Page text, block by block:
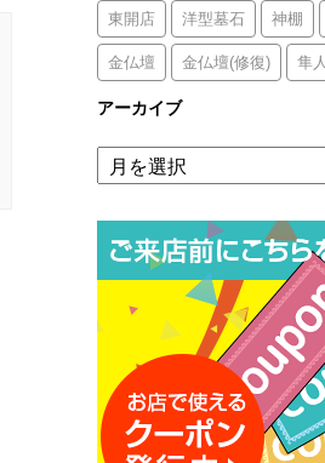
東開店 洋型墓石 神棚
金仏壇 金仏壇(修復) 隼
アーカイブ
ア
ー
ブ